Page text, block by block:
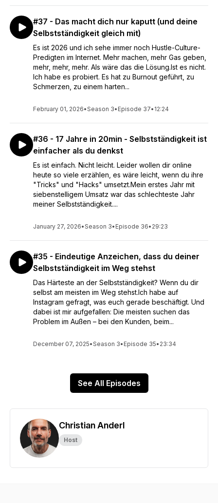
#37 - Das macht dich nur kaputt (und deine
Selbstständigkeit gleich mit)
Es ist 2026 und ich sehe immer noch Hustle-Culture-
Predigten im Internet. Mehr machen, mehr Gas geben,
mehr, mehr, mehr. Als wäre das die Lösung.Ist es nicht.
Ich habe es probiert. Es hat zu Burnout geführt, zu
Schmerzen, zu einem harten...
February 01, 2026•Season 3• Episode 37• 12:24
#36 - 17 Jahre in 20min - Selbstständigkeit ist
einfacher als du denkst
Es ist einfach. Nicht leicht. Leider wollen dir online
heute so viele erzählen, es wäre leicht, wenn du ihre
"Tricks" und "Hacks" umsetzt.Mein erstes Jahr mit
siebenstelligem Umsatz war das schlechteste Jahr
meiner Selbstständigkeit....
January 27, 2026•Season 3• Episode 36• 29:23
#35 - Eindeutige Anzeichen, dass du deiner
Selbstständigkeit im Weg stehst
Das Härteste an der Selbstständigkeit? Wenn du dir
selbst am meisten im Weg stehst.Ich habe auf
Instagram gefragt, was euch gerade beschäftigt. Und
dabei ist mir aufgefallen: Die meisten suchen das
Problem im Außen – bei den Kunden, beim...
December 07, 2025•Season 3• Episode 35• 23:34
See All Episodes
Christian Anderl
Host